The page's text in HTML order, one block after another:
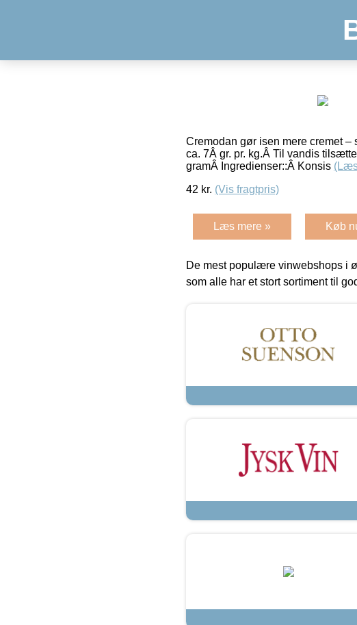
Cremodan gør isen mere cremet
ca. 7Â gr. pr. kg.Â Til vandis
gramÂ Ingredienser::Â Konsis
42 kr. (Vis fragtpris)
Læs mere » Køb
De mest populære vinwebshops i
som alle har et stort sortiment til